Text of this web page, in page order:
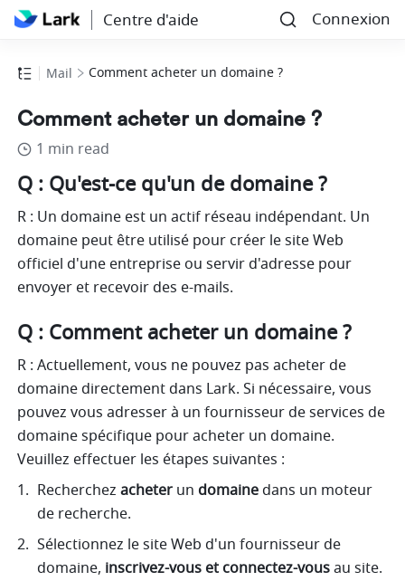
Centre d'aide Connexion
Mail Comment acheter un domaine ?
Comment acheter un domaine ?
1 min read
Q : Qu'est-ce qu'un de domaine ?
R : Un domaine est un actif réseau indépendant. Un
domaine peut être utilisé pour créer le site Web
officiel d'une entreprise ou servir d'adresse pour
envoyer et recevoir des e-mails.
Q : Comment acheter un domaine ?
R : Actuellement, vous ne pouvez pas acheter de
domaine directement dans Lark. Si nécessaire, vous
pouvez vous adresser à un fournisseur de services de
domaine spécifique pour acheter un domaine.
Veuillez effectuer les étapes suivantes :
Recherchez acheter un domaine dans un moteur
de recherche.
Sélectionnez le site Web d'un fournisseur de
domaine, inscrivez-vous et connectez-vous au site.